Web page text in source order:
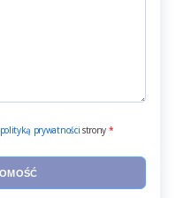
polityką prywatności strony *